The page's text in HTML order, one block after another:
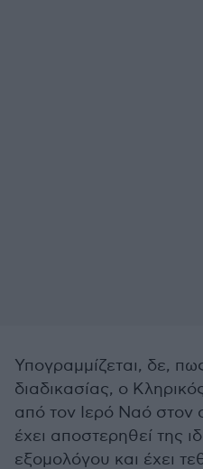
Υπογραμμίζεται, δε,
διαδικασίας, ο
από τον Ιερό Ναό στον
έχει αποστερηθεί της
εξομολόγου και έχει